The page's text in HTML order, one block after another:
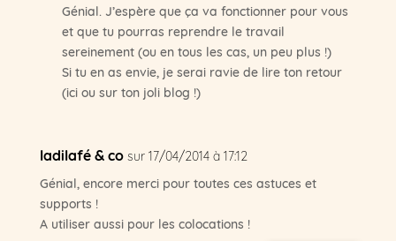
Génial. J’espère que ça va fonctionner pour vous
et que tu pourras reprendre le travail
sereinement (ou en tous les cas, un peu plus !)
Si tu en as envie, je serai ravie de lire ton retour
(ici ou sur ton joli blog !)
ladilafé & co sur 17/04/2014 à 17:12
Génial, encore merci pour toutes ces astuces et
supports !
A utiliser aussi pour les colocations !